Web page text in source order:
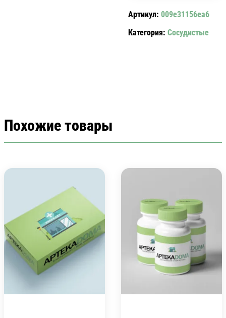
50
МГ
Артикул: 009e31156ea6
Категория: Сосудистые
Похожие товары